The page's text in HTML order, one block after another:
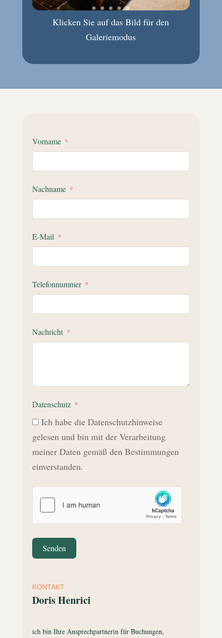
Klicken Sie auf das Bild für den
Galeriemodus
Vorname
Nachname
E-Mail
Telefonnummer
Nachricht
Datenschutz
Ich habe die Datenschutzhinweise
gelesen und bin mit der Verarbeitung
meiner Daten gemäß den Bestimmungen
einverstanden.
Senden
KONTAKT
Doris Henrici
ich bin Ihre Ansprechpartnerin für Buchungen,